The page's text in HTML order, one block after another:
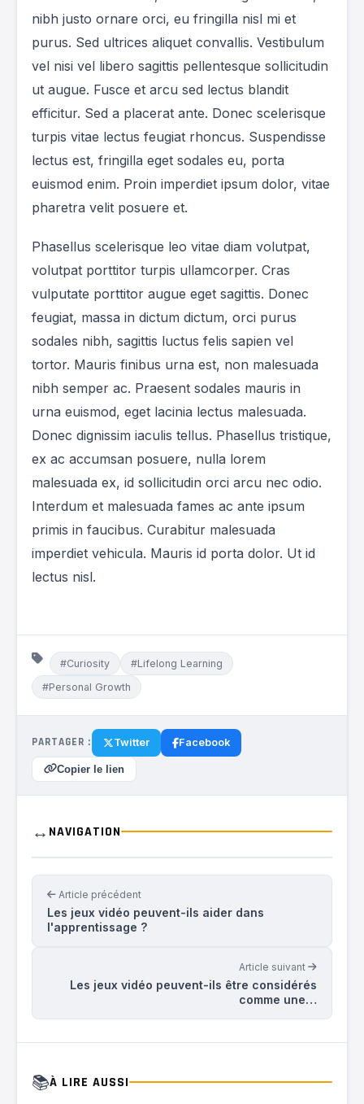
nibh justo ornare orci, eu fringilla nisl mi et
purus. Sed ultrices aliquet convallis. Vestibulum
vel nisi vel libero sagittis pellentesque sollicitudin
ut augue. Fusce et arcu sed lectus blandit
efficitur. Sed a placerat ante. Donec scelerisque
turpis vitae lectus feugiat rhoncus. Suspendisse
lectus est, fringilla eget sodales eu, porta
euismod enim. Proin imperdiet ipsum dolor, vitae
pharetra velit posuere et.
Phasellus scelerisque leo vitae diam volutpat,
volutpat porttitor turpis ullamcorper. Cras
vulputate porttitor augue eget sagittis. Donec
feugiat, massa in dictum dictum, orci purus
sodales nibh, sagittis luctus felis sapien vel
tortor. Mauris finibus urna est, non malesuada
nibh semper ac. Praesent sodales mauris in
urna euismod, eget lacinia lectus malesuada.
Donec dignissim iaculis tellus. Phasellus tristique,
ex ac accumsan posuere, nulla lorem
malesuada ex, id sollicitudin orci arcu nec odio.
Interdum et malesuada fames ac ante ipsum
primis in faucibus. Curabitur malesuada
imperdiet vehicula. Mauris id porta dolor. Ut id
lectus nisl.
#Curiosity
#Lifelong Learning
#Personal Growth
PARTAGER : Twitter Facebook
Copier le lien
↔️ NAVIGATION
Article précédent
Les jeux vidéo peuvent-ils aider dans
l'apprentissage ?
Article suivant
Les jeux vidéo peuvent-ils être considérés
comme une…
📚À LIRE AUSSI